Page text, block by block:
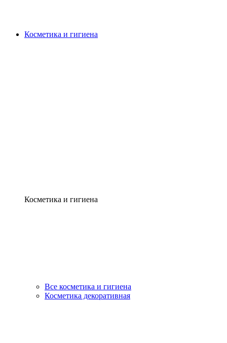
Косметика и гигиена
Косметика и гигиена
Все косметика и гигиена
Косметика декоративная